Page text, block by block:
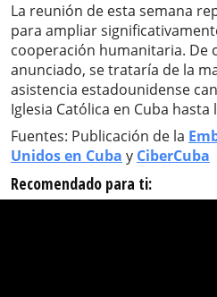
La reunión de esta semana
para ampliar
cooperación humanitaria. De
anunciado, se trataría de la
asistencia estadounidense
Iglesia Católica en Cuba hasta
Fuentes: Publicación de la
Unidos en Cuba y CiberCuba
Recomendado para ti: